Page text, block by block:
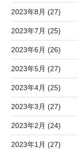
2023年8月 (27)
2023年7月 (25)
2023年6月 (26)
2023年5月 (27)
2023年4月 (25)
2023年3月 (27)
2023年2月 (24)
2023年1月 (27)